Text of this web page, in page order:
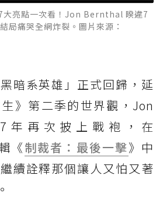
7大亮點一次看！Jon Bernthal 睽違7
痛哭全網炸裂。圖片來源：
暗系英雄」正式回歸，延
》第二季的世界觀，Jon
年再次披上戰袍，在
《制裁者：最後一擊》中
續詮釋那個讓人又怕又著